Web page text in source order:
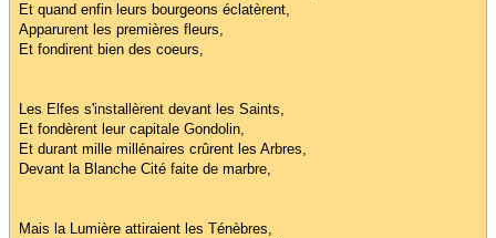
Et quand enfin leurs bourgeons éclatèrent,
Apparurent les premières fleurs,
Et fondirent bien des coeurs,
Les Elfes s'installèrent devant les Saints,
Et fondèrent leur capitale Gondolin,
Et durant mille millénaires crûrent les Arbres,
Devant la Blanche Cité faite de marbre,
Mais la Lumière attiraient les Ténèbres,